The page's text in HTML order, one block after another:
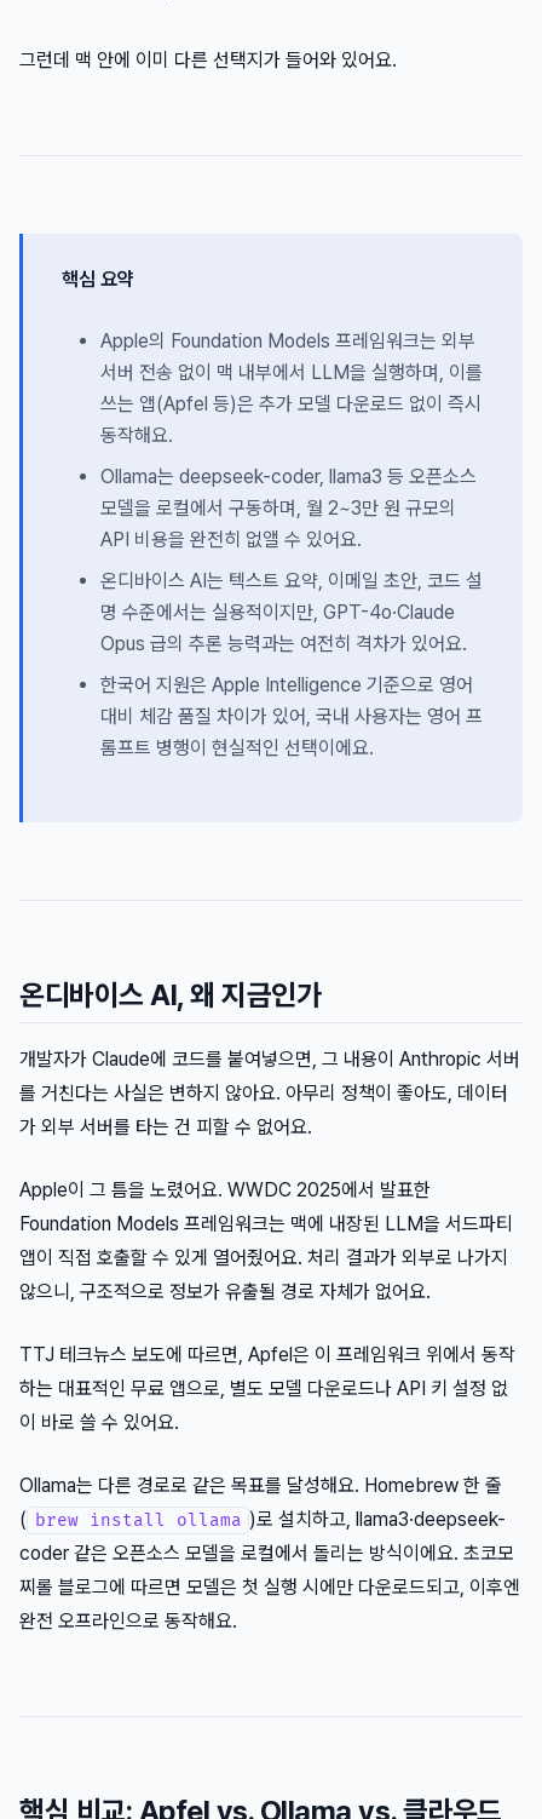
그런데 맥 안에 이미 다른 선택지가 들어와 있어요.
핵심 요약
Apple의 Foundation Models 프레임워크는 외부
서버 전송 없이 맥 내부에서 LLM을 실행하며, 이를
쓰는 앱(Apfel 등)은 추가 모델 다운로드 없이 즉시
동작해요.
Ollama는 deepseek-coder, llama3 등 오픈소스
모델을 로컬에서 구동하며, 월 2~3만 원 규모의
API 비용을 완전히 없앨 수 있어요.
온디바이스 AI는 텍스트 요약, 이메일 초안, 코드 설
명 수준에서는 실용적이지만, GPT-4o·Claude
Opus 급의 추론 능력과는 여전히 격차가 있어요.
한국어 지원은 Apple Intelligence 기준으로 영어
대비 체감 품질 차이가 있어, 국내 사용자는 영어 프
롬프트 병행이 현실적인 선택이에요.
온디바이스 AI, 왜 지금인가
개발자가 Claude에 코드를 붙여넣으면, 그 내용이 Anthropic 서버
를 거친다는 사실은 변하지 않아요. 아무리 정책이 좋아도, 데이터
가 외부 서버를 타는 건 피할 수 없어요.
Apple이 그 틈을 노렸어요. WWDC 2025에서 발표한
Foundation Models 프레임워크는 맥에 내장된 LLM을 서드파티
앱이 직접 호출할 수 있게 열어줬어요. 처리 결과가 외부로 나가지
않으니, 구조적으로 정보가 유출될 경로 자체가 없어요.
TTJ 테크뉴스 보도에 따르면, Apfel은 이 프레임워크 위에서 동작
하는 대표적인 무료 앱으로, 별도 모델 다운로드나 API 키 설정 없
이 바로 쓸 수 있어요.
Ollama는 다른 경로로 같은 목표를 달성해요. Homebrew 한 줄
( brew install ollama )로 설치하고, llama3·deepseek-
coder 같은 오픈소스 모델을 로컬에서 돌리는 방식이에요. 초코모
찌롤 블로그에 따르면 모델은 첫 실행 시에만 다운로드되고, 이후엔
완전 오프라인으로 동작해요.
핵심 비교: Apfel vs. Ollama vs. 클라우드